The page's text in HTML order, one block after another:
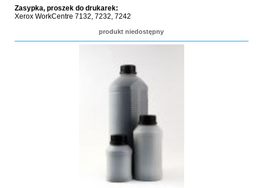
Zasypka, proszek do drukarek:
Xerox WorkCentre 7132, 7232, 7242
produkt niedostępny